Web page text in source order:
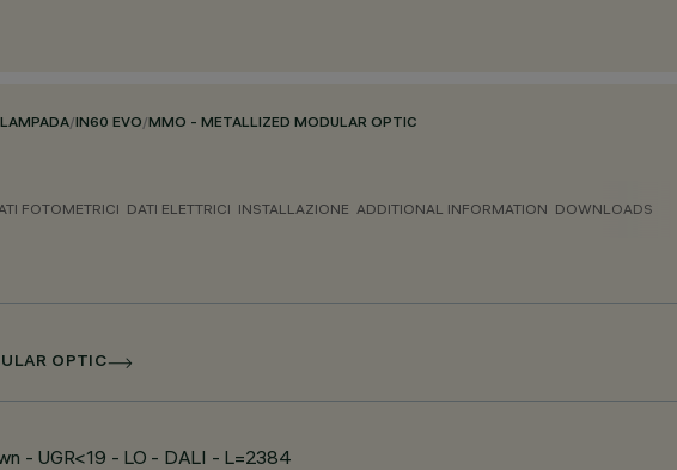
/IN60 EVO/MMO - METALLIZED MODULAR OPTIC
FOTOMETRICI DATI ELETTRICI INSTALLAZIONE ADDITIONAL INFORMATION DOWNLOADS
OPTIC
- UGR<19 - LO - DALI - L=2384